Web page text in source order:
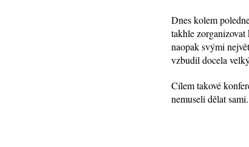
Dnes kolem
takhle
naopak svými
vzbudil docela
Cílem takové
nemuseli dělat sami.